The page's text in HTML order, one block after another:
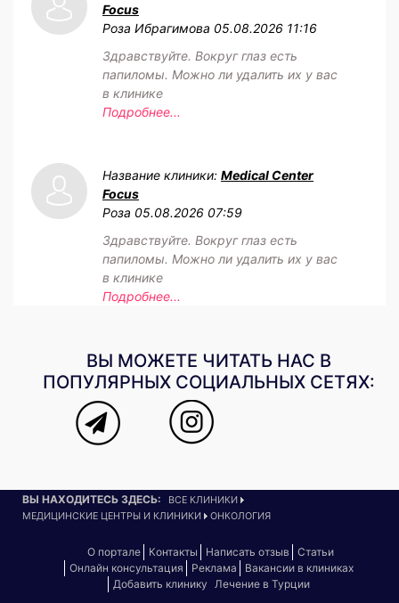
Focus
Роза Ибрагимова 05.08.2026 11:16
Здравствуйте. Вокруг глаз есть
папиломы. Можно ли удалить их у вас
в клинике
Подробнее...
Название клиники: Medical Center
Focus
Роза 05.08.2026 07:59
Здравствуйте. Вокруг глаз есть
папиломы. Можно ли удалить их у вас
в клинике
Подробнее...
ВЫ МОЖЕТЕ ЧИТАТЬ НАС В
ПОПУЛЯРНЫХ СОЦИАЛЬНЫХ СЕТЯХ:
ВЫ НАХОДИТЕСЬ ЗДЕСЬ:
ВСЕ КЛИНИКИ
МЕДИЦИНСКИЕ ЦЕНТРЫ И КЛИНИКИ
ОНКОЛОГИЯ
О портале Контакты Написать отзыв
Статьи
Онлайн консультация
Реклама
Вакансии в клиниках
Добавить клинику
Лечение в Турции